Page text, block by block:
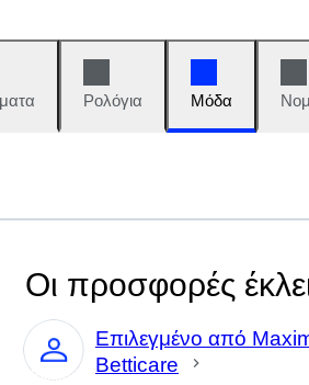
Ρολόγια Μόδα
Οι προσφορές
Ειδικός
Επιλεγμένο από
Betticare